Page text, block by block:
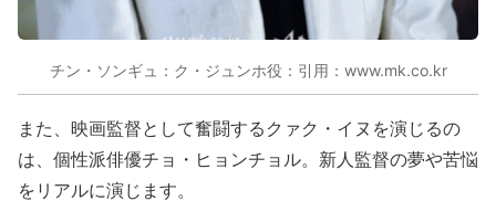
チン・ソンギュ：ク・ジュンホ役：引用：www.mk.co.kr
また、映画監督として奮闘するクァク・イヌを演じるの
は、個性派俳優チョ・ヒョンチョル。新人監督の夢や苦悩
をリアルに演じます。